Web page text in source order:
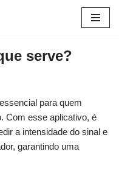
serve?
para quem
Com esse aplicativo, é
a intensidade do sinal e
garantindo uma